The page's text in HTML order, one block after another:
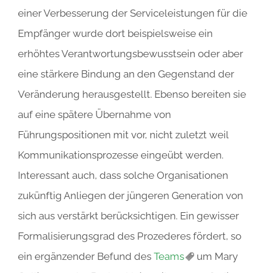
einer Verbesserung der Serviceleistungen für die
Empfänger wurde dort beispielsweise ein
erhöhtes Verantwortungsbewusstsein oder aber
eine stärkere Bindung an den Gegenstand der
Veränderung herausgestellt. Ebenso bereiten sie
auf eine spätere Übernahme von
Führungspositionen mit vor, nicht zuletzt weil
Kommunikationsprozesse eingeübt werden.
Interessant auch, dass solche Organisationen
zukünftig Anliegen der jüngeren Generation von
sich aus verstärkt berücksichtigen. Ein gewisser
Formalisierungsgrad des Prozederes fördert, so
ein ergänzender Befund des Teams
um Mary